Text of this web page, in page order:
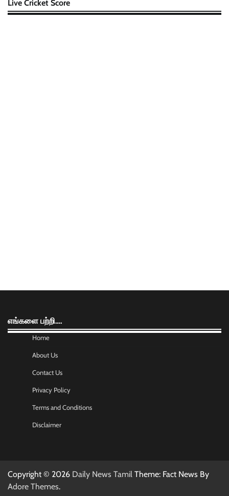
Live Cricket Score
எங்களை பற்றி….
Home
About Us
Contact Us
Privacy Policy
Terms and Conditions
Disclaimer
Copyright © 2026 Daily News Tamil Theme: Fact News By
Adore Themes.